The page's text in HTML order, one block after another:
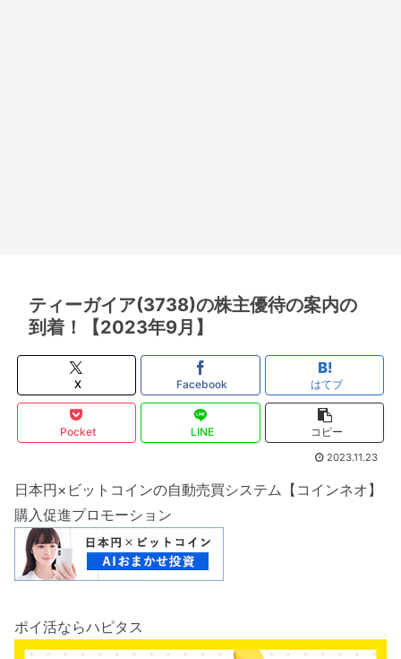
ティーガイア(3738)の株主優待の案内の
到着！【2023年9月】
X Facebook はてブ
Pocket LINE コピー
2023.11.23
日本円×ビットコインの自動売買システム【コインネオ】
購入促進プロモーション
ポイ活ならハピタス